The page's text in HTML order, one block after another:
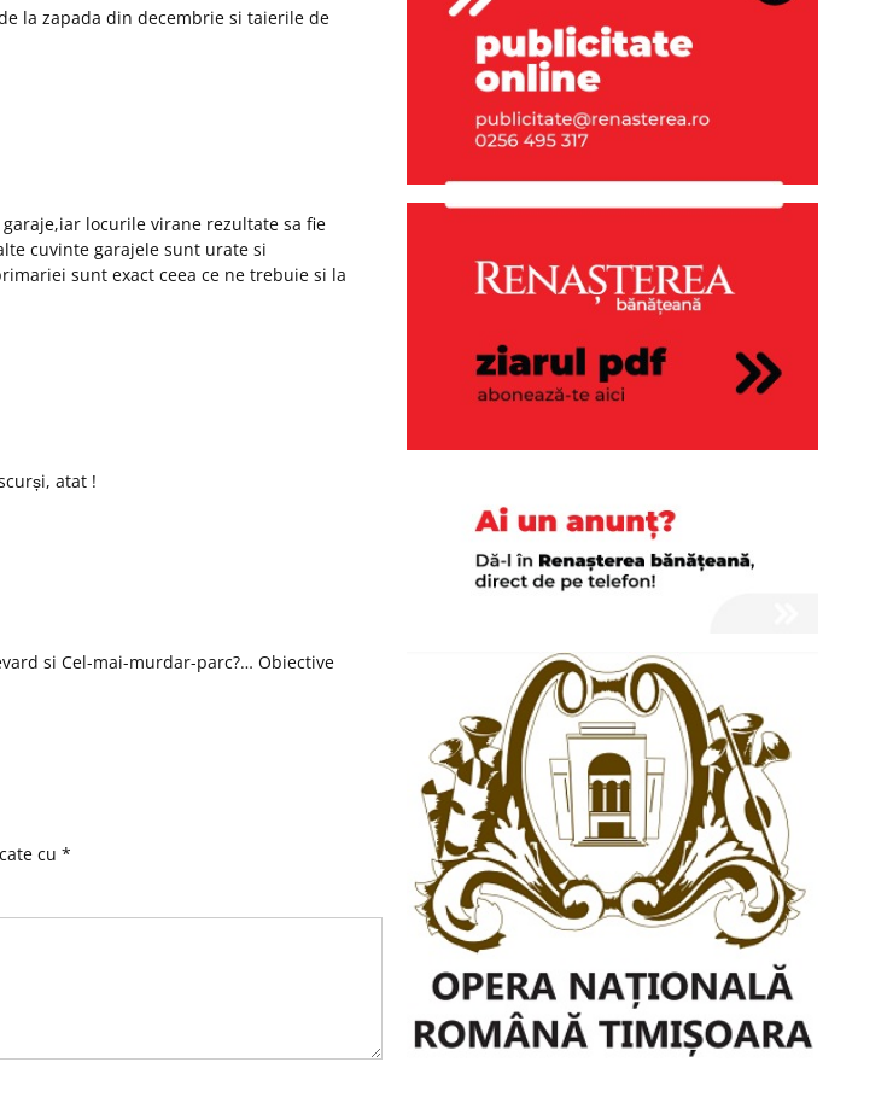
la zapada din decembrie si taierile de
locurile virane rezultate sa fie
cuvinte garajele sunt urate si
sunt exact ceea ce ne trebuie si la
atat !
si Cel-mai-murdar-parc?… Obiective
cu *